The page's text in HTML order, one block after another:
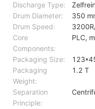
Discharge Type:
Drum Diameter:
350
Drum Speed:
Core
Components:
PLC,
Packaging Size:
Packaging
Weight:
1.2 T
Separation
Principle: